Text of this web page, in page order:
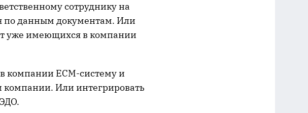
сотруднику на
по данным документам. Или
уже имеющихся в компании
компании ECM-систему и
компании. Или интегрировать